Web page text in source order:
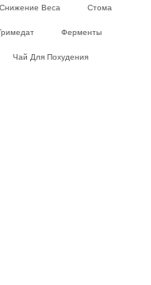
Снижение Веса Стома
Ферменты
Чай Для Похудения